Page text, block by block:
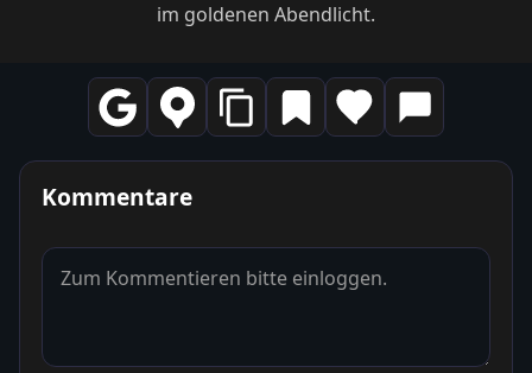
im goldenen Abendlicht.
Kommentare